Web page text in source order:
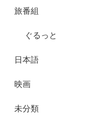
旅番組
ぐるっと
日本語
映画
未分類